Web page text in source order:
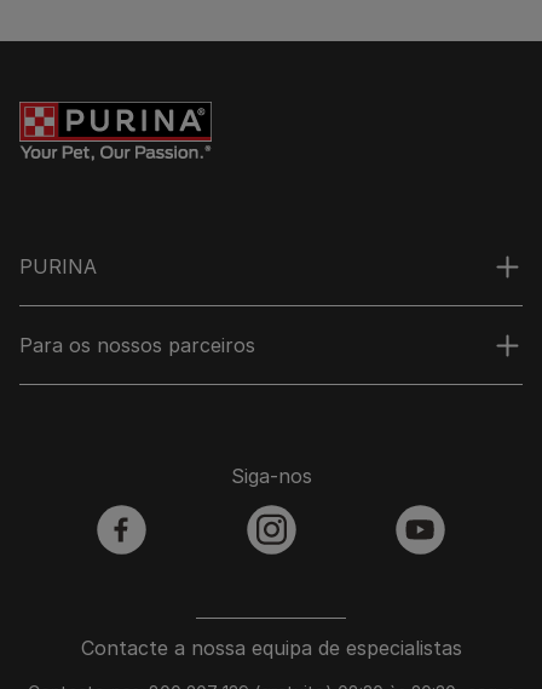
PURINA
Para os nossos parceiros
Contacte a nossa equipa de especialistas
Siga-nos
facebook instagram youtube